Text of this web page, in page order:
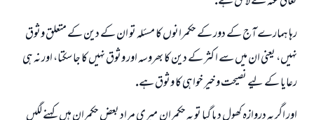
رہا ہمارے آج كے دور كے حكمرانوں كا مسئلہ تو ان كے دين كے متعلق وثوق
نہيں، يعنى ان ميں سے ا كثر كے دين كا بھروسہ اور وثوق نہيں كا جا سكتا، اور نہ ہى
رعايا كے ليے نصيحت و خير خواہى كا وثوق ہے.